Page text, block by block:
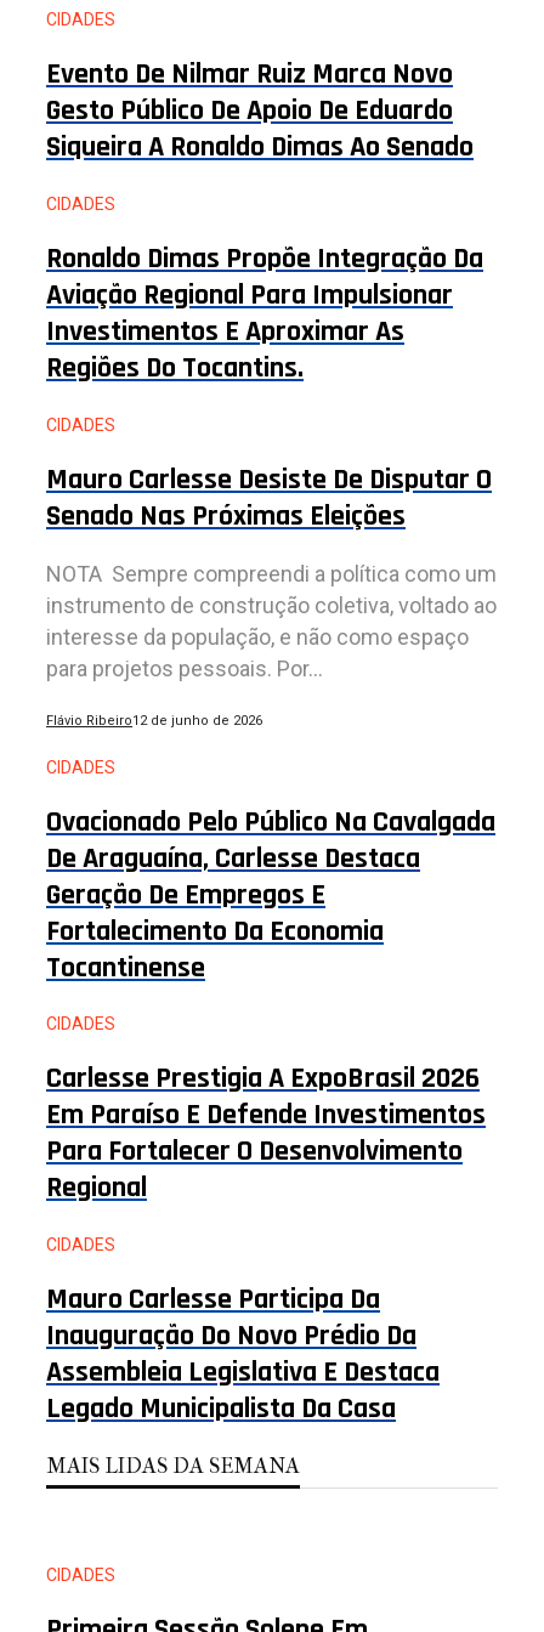
CIDADES
Evento De Nilmar Ruiz Marca Novo
Gesto Público De Apoio De Eduardo
Siqueira A Ronaldo Dimas Ao Senado
CIDADES
Ronaldo Dimas Propõe Integração Da
Aviação Regional Para Impulsionar
Investimentos E Aproximar As
Regiões Do Tocantins.
CIDADES
Mauro Carlesse Desiste De Disputar O
Senado Nas Próximas Eleições
NOTA Sempre compreendi a política como um
instrumento de construção coletiva, voltado ao
interesse da população, e não como espaço
para projetos pessoais. Por...
Flávio Ribeiro12 de junho de 2026
CIDADES
Ovacionado Pelo Público Na Cavalgada
De Araguaína, Carlesse Destaca
Geração De Empregos E
Fortalecimento Da Economia
Tocantinense
CIDADES
Carlesse Prestigia A ExpoBrasil 2026
Em Paraíso E Defende Investimentos
Para Fortalecer O Desenvolvimento
Regional
CIDADES
Mauro Carlesse Participa Da
Inauguração Do Novo Prédio Da
Assembleia Legislativa E Destaca
Legado Municipalista Da Casa
MAIS LIDAS DA SEMANA
CIDADES